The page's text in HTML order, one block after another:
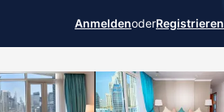
AnmeldenoderRegistrieren